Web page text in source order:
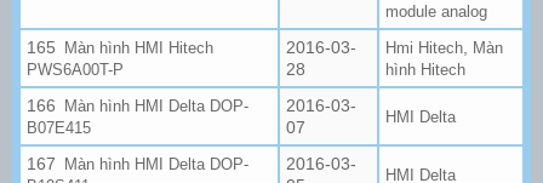
module analog
Màn hình HMI Hitech
PWS6A00T-P
2016-03-
28
Hmi Hitech
Màn
hình Hitech
Màn hình HMI Delta DOP-
B07E415
2016-03-
07
HMI Delta
Màn hình HMI Delta DOP-
2016-03-
HMI Delta